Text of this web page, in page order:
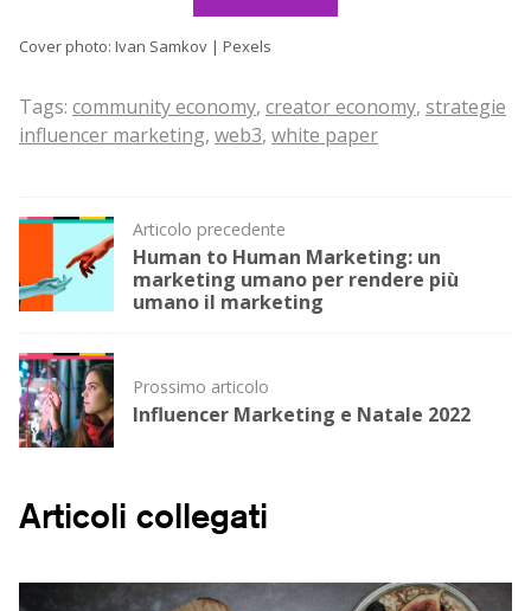
Cover photo: Ivan Samkov | Pexels
Tags: community economy, creator economy, strategie
influencer marketing, web3, white paper
Post
navigation
Articolo precedente
Human to Human Marketing: un
marketing umano per rendere più
umano il marketing
Prossimo articolo
Influencer Marketing e Natale 2022
Articoli collegati